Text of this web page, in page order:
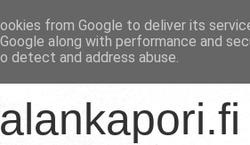
from Google to deliver its
along with performance and
detect and address abuse.